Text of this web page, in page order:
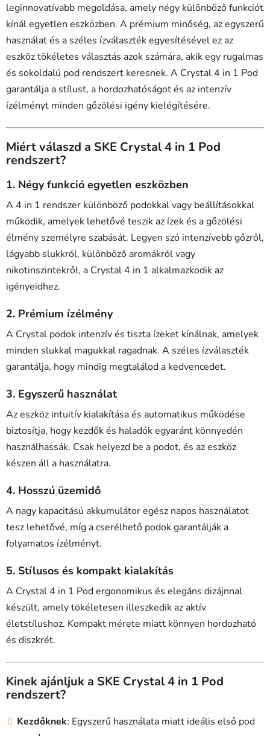
leginnovatívabb megoldása, amely négy különböző funkciót
kínál egyetlen eszközben. A prémium minőség, az egyszerű
használat és a széles ízválaszték egyesítésével ez az
eszköz tökéletes választás azok számára, akik egy rugalmas
és sokoldalú pod rendszert keresnek. A Crystal 4 in 1 Pod
garantálja a stílust, a hordozhatóságot és az intenzív
ízélményt minden gőzölési igény kielégítésére.
Miért válaszd a SKE Crystal 4 in 1 Pod
rendszert?
1. Négy funkció egyetlen eszközben
A 4 in 1 rendszer különböző podokkal vagy beállításokkal
működik, amelyek lehetővé teszik az ízek és a gőzölési
élmény személyre szabását. Legyen szó intenzívebb gőzről,
lágyabb slukkról, különböző aromákról vagy
nikotinszintekről, a Crystal 4 in 1 alkalmazkodik az
igényeidhez.
2. Prémium ízélmény
A Crystal podok intenzív és tiszta ízeket kínálnak, amelyek
minden slukkal magukkal ragadnak. A széles ízválaszték
garantálja, hogy mindig megtalálod a kedvencedet.
3. Egyszerű használat
Az eszköz intuitív kialakítása és automatikus működése
biztosítja, hogy kezdők és haladók egyaránt könnyedén
használhassák. Csak helyezd be a podot, és az eszköz
készen áll a használatra.
4. Hosszú üzemidő
A nagy kapacitású akkumulátor egész napos használatot
tesz lehetővé, míg a cserélhető podok garantálják a
folyamatos ízélményt.
5. Stílusos és kompakt kialakítás
A Crystal 4 in 1 Pod ergonomikus és elegáns dizájnnal
készült, amely tökéletesen illeszkedik az aktív
életstílushoz. Kompakt mérete miatt könnyen hordozható
és diszkrét.
Kinek ajánljuk a SKE Crystal 4 in 1 Pod
rendszert?
Kezdőknek: Egyszerű használata miatt ideális első pod